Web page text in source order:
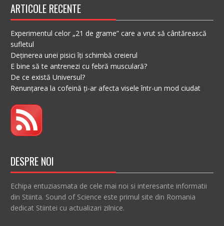
ARTICOLE RECENTE
Experimentul celor „21 de grame” care a vrut să cântărească
sufletul
Deținerea unei pisici îți schimbă creierul
E bine să te antrenezi cu febră musculară?
De ce există Universul?
Renunțarea la cofeină ți-ar afecta visele într-un mod ciudat
DESPRE NOI
Echipa entuziasmata de cele mai noi si interesante informatii
din Stiinta. Sound of Science este primul site din Romania
dedicat Stiintei cu actualizari zilnice.